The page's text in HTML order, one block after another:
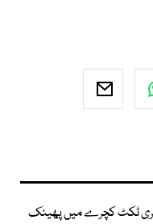
ٹکٹ کچرے میں پھینک